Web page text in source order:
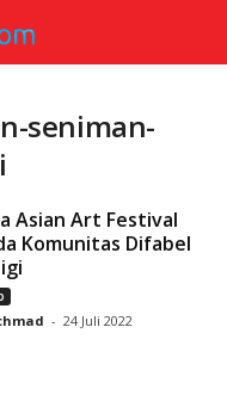
seniman-
Asian Art Festival
Komunitas Difabel
- 24 Juli 2022